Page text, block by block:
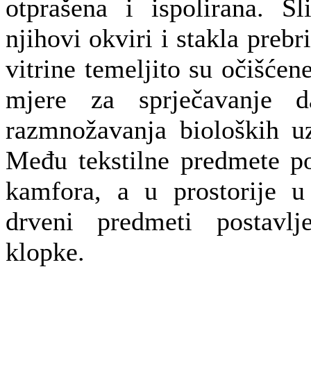
otprašena i ispolirana.
njihovi okviri i stakla
vitrine temeljito su
mjere za sprječavanje
razmnožavanja bioloških
Među tekstilne predmete
kamfora, a u prostorije
drveni predmeti
klopke.